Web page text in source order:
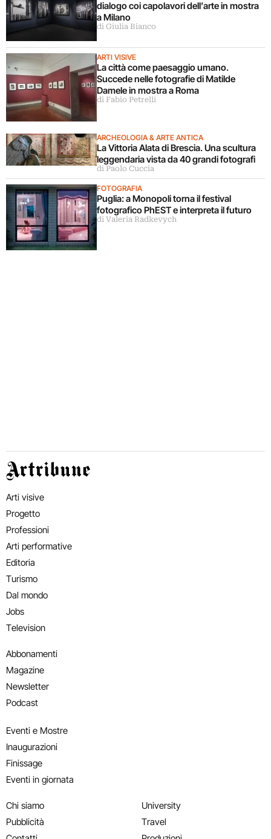
dialogo coi capolavori dell’arte in mostra
a Milano
di Giulia Bianco
ARTI VISIVE
La città come paesaggio umano.
Succede nelle fotografie di Matilde
Damele in mostra a Roma
di Fabio Petrelli
ARCHEOLOGIA & ARTE ANTICA
La Vittoria Alata di Brescia. Una scultura
leggendaria vista da 40 grandi fotografi
di Paolo Cuccia
FOTOGRAFIA
Puglia: a Monopoli torna il festival
fotografico PhEST e interpreta il futuro
di Valeria Radkevych
Artribune
Arti visive
Progetto
Professioni
Arti performative
Editoria
Turismo
Dal mondo
Jobs
Television
Abbonamenti
Magazine
Newsletter
Podcast
Eventi e Mostre
Inaugurazioni
Finissage
Eventi in giornata
Chi siamo
Pubblicità
University
Travel